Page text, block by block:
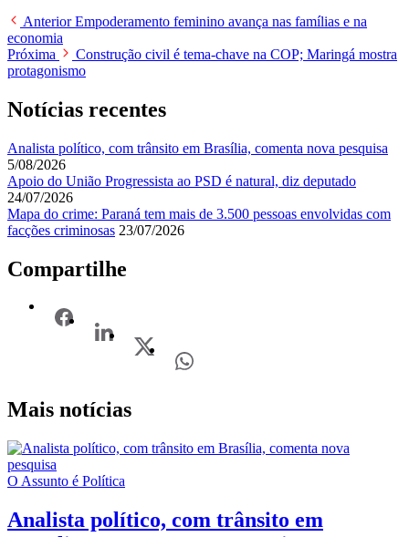
AnteriorEmpoderamento feminino avança nas famílias e na
economia
Próxima
Construção civil é tema-chave na COP; Maringá mostra
protagonismo
Notícias recentes
Analista político, com trânsito em Brasília, comenta nova pesquisa
5/08/2026
Apoio do União Progressista ao PSD é natural, diz deputado
24/07/2026
Mapa do crime: Paraná tem mais de 3.500 pessoas envolvidas com
facções criminosas 23/07/2026
Compartilhe
Mais notícias
O Assunto é Política
Analista político, com trânsito em